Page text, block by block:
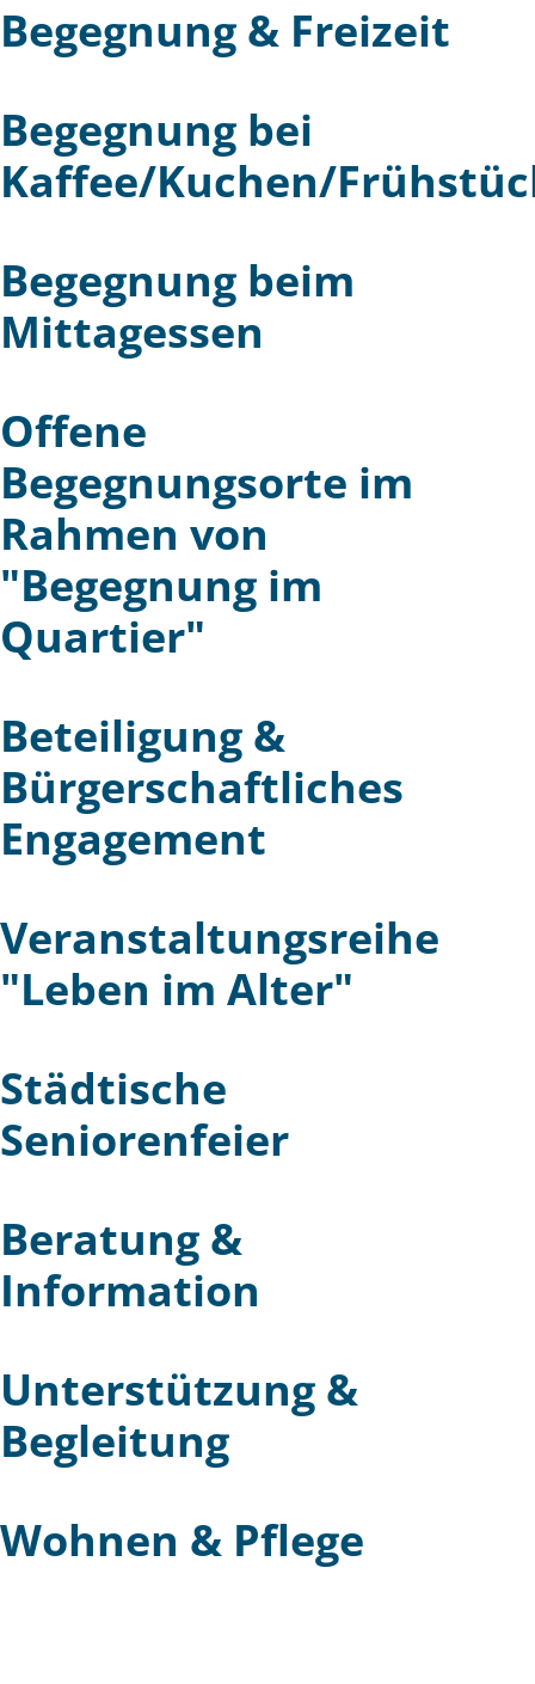
Begegnung & Freizeit
Begegnung bei
Kaffee/Kuchen/
Begegnung beim
Mittagessen
Offene
Begegnungsorte im
Rahmen von
"Begegnung im
Quartier"
Beteiligung &
Bürgerschaftliches
Engagement
Veranstaltungsreihe
"Leben im Alter"
Städtische
Seniorenfeier
Beratung &
Information
Unterstützung &
Begleitung
Wohnen & Pflege